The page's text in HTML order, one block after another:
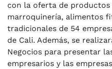
con la oferta de productos
marroquinería, alimentos
tradicionales de 54
de Cali. Además, se
Negocios para presentar
empresarios y las